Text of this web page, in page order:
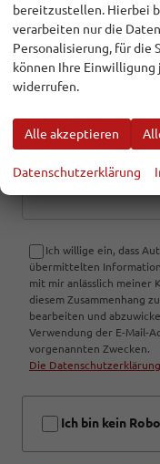
E-Mail
Kommentar
Ich willige ein, dass
übermittelten
mit mir anlässlich meiner
diesem Zusammenhang
bearbeiten und
Verwendung der E-Mail-
vorgenannten Zwecken.
Die
Ich bin kein
bereitzustellen. Hierbei
verarbeiten nur die
Personalisierung, für die
können Ihre
widerrufen.
Alle akzeptieren
Datenschutzerklärung